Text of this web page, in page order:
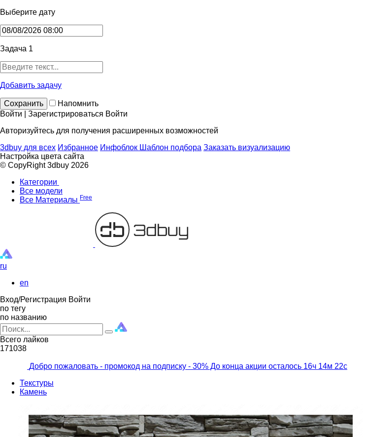
Выберите дату
Задача 1
Добавить задачу
Сохранить
Напомнить
Войти | Зарегистрироваться Войти
Авторизуйтесь для получения расширенных возможностей
3dbuy для всех Избранное Инфоблок Шаблон подбора Заказать визуализацию
Настройка цвета сайта
© CopyRight 3dbuy 2026
Категории
Все модели
Все Материалы Free
ru
en
Вход/Регистрация Войти
по тегу
по названию
Всего лайков
171038
Добро пожаловать - промокод на подписку - 30% До конца акции осталось 16ч 14м 21с
Текстуры
Камень